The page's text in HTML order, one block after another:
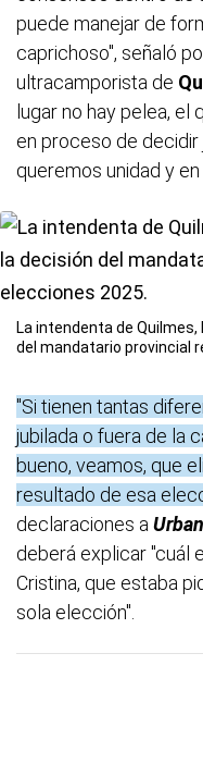
puede manejar de
caprichoso", señaló
ultracamporista de
lugar no hay pelea,
en proceso de
queremos unidad y
La intendenta de
del mandatario provincial
"Si tienen tantas
jubilada o fuera de la
bueno, veamos, que
resultado de esa
declaraciones a
deberá explicar "cuál
Cristina, que estaba
sola elección".